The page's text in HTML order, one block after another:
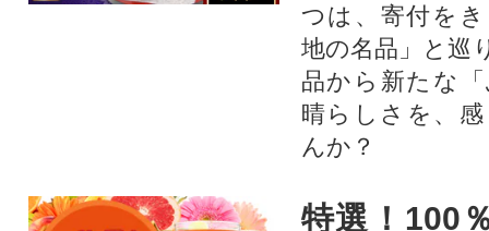
つは、寄付を
地の名品」と巡
品から新たな
晴らしさを、
んか？
特選！100